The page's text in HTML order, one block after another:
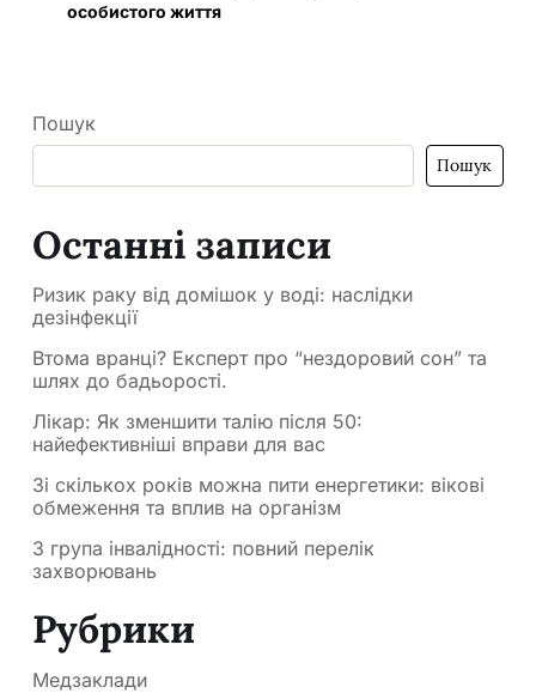
особистого життя
Пошук
Пошук
Останні записи
Ризик раку від домішок у воді: наслідки
дезінфекції
Втома вранці? Експерт про “нездоровий сон” та
шлях до бадьорості.
Лікар: Як зменшити талію після 50:
найефективніші вправи для вас
Зі скількох років можна пити енергетики: вікові
обмеження та вплив на організм
3 група інвалідності: повний перелік
захворювань
Рубрики
Медзаклади